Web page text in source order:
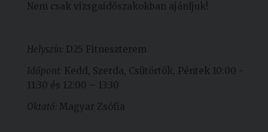
Nem csak vizsgaidőszakokban ajánljuk!
Helyszín: D25 Fitneszterem
Időpont: Kedd, Szerda, Csütörtök, Péntek 10:00 -
11:30 és 12:00 – 13:30
Oktató: Magyar Zsófia